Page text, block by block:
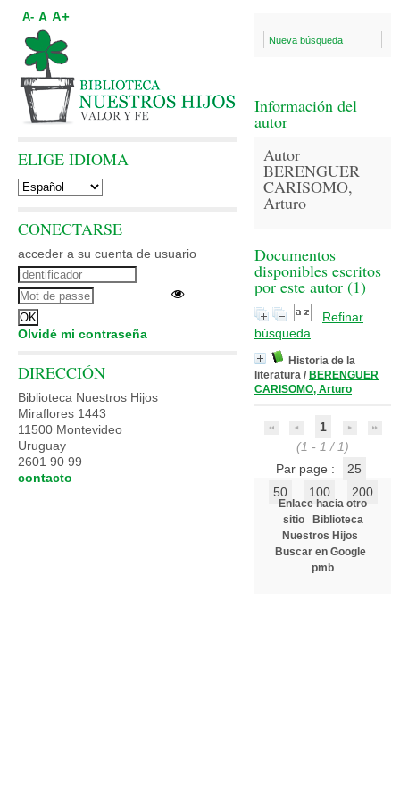
Nueva búsqueda
Información del
autor
Autor
BERENGUER
CARISOMO,
Arturo
Documentos
disponibles escritos
por este autor (1)
Refinar
búsqueda
Historia de la
literatura / BERENGUER
CARISOMO, Arturo
1
(1 - 1 / 1)
Par page :
25
50
100 200
Enlace hacia otro
sitio
Biblioteca
Nuestros Hijos
Buscar en Google
pmb
A- A A+
ELIGE IDIOMA
CONECTARSE
acceder a su cuenta de usuario
Olvidé mi contraseña
DIRECCIÓN
Biblioteca Nuestros Hijos
Miraflores 1443
11500 Montevideo
Uruguay
2601 90 99
contacto